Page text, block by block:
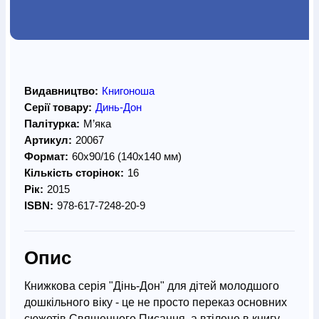
Видавництво: Книгоноша
Серії товару: Динь-Дон
Палітурка: М’яка
Артикул: 20067
Формат: 60х90/16 (140х140 мм)
Кількість сторінок: 16
Рік: 2015
ISBN: 978-617-7248-20-9
Опис
Книжкова серія "Дінь-Дон" для дітей молодшого
дошкільного віку - це не просто переказ основних